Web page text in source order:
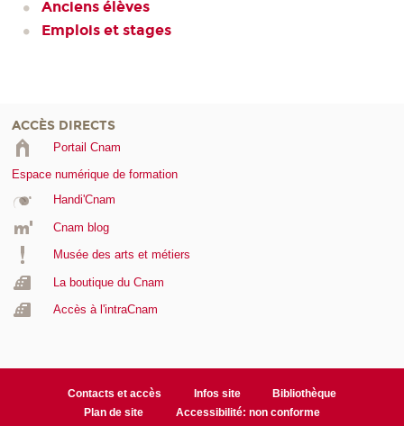
Anciens élèves
Emplois et stages
ACCÈS DIRECTS
Portail Cnam
Espace numérique de formation
Handi'Cnam
Cnam blog
Musée des arts et métiers
La boutique du Cnam
Accès à l'intraCnam
Contacts et accès Infos site
Bibliothèque
Plan de site
Accessibilité: non conforme